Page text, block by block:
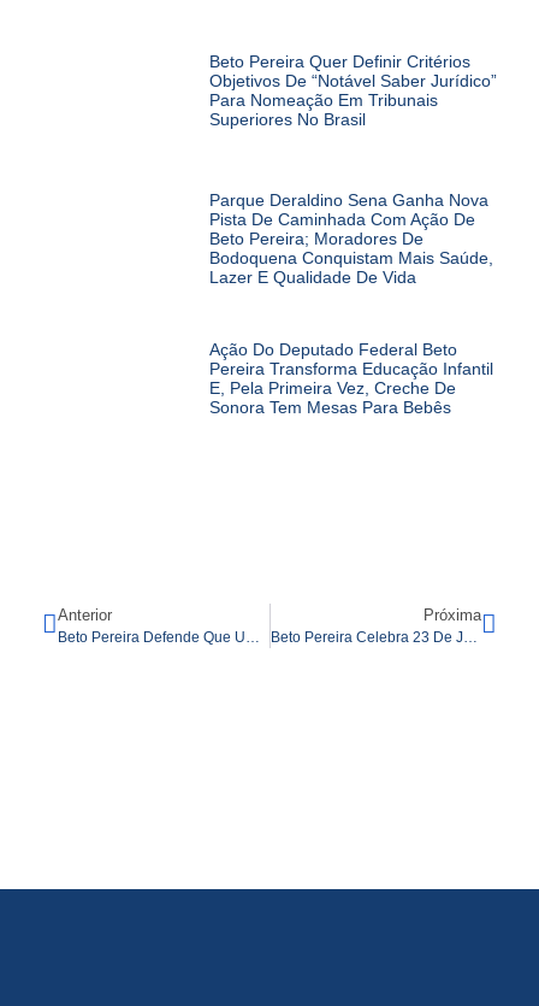
Beto Pereira Quer Definir Critérios
Objetivos De “notável Saber Jurídico”
Para Nomeação Em Tribunais
Superiores No Brasil
Parque Deraldino Sena Ganha Nova
Pista De Caminhada Com Ação De
Beto Pereira; Moradores De
Bodoquena Conquistam Mais Saúde,
Lazer E Qualidade De Vida
Ação Do Deputado Federal Beto
Pereira Transforma Educação Infantil
E, Pela Primeira Vez, Creche De
Sonora Tem Mesas Para Bebês
Anterior
Beto Pereira Defende Que Um Dos Objetivos Da CPMI É Fazer Que Os Envolvidos Pelo Rombo Do INSS Devolvam O Recurso: “A União Não Pode Ser O Cofre”
Próxima
Beto Pereira Celebra 23 De Julho Como Marco Do Primeiro Transplante De Fígado Realizado No Estado